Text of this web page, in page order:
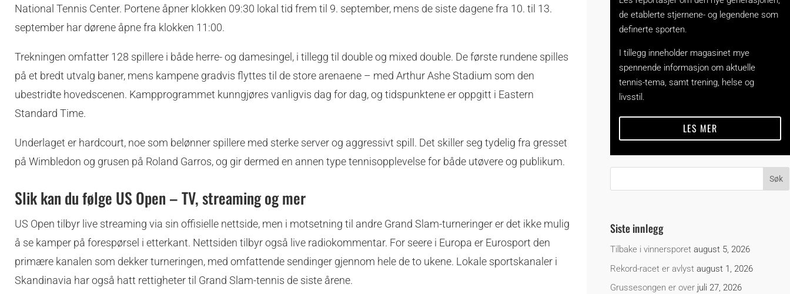
National Tennis Center. Portene åpner klokken 09:30 lokal tid frem til 9. september, mens de siste dagene fra 10. til 13.
september har dørene åpne fra klokken 11:00.
Trekningen omfatter 128 spillere i både herre- og damesingel, i tillegg til double og mixed double. De første rundene spilles
på et bredt utvalg baner, mens kampene gradvis flyttes til de store arenaene – med Arthur Ashe Stadium som den
ubestridte hovedscenen. Kampprogrammet kunngjøres vanligvis dag for dag, og tidspunktene er oppgitt i Eastern
Standard Time.
Underlaget er hardcourt, noe som belønner spillere med sterke server og aggressivt spill. Det skiller seg tydelig fra gresset
på Wimbledon og grusen på Roland Garros, og gir dermed en annen type tennisopplevelse for både utøvere og publikum.
Slik kan du følge US Open – TV, streaming og mer
US Open tilbyr live streaming via sin offisielle nettside, men i motsetning til andre Grand Slam-turneringer er det ikke mulig
å se kamper på forespørsel i etterkant. Nettsiden tilbyr også live radiokommentar. For seere i Europa er Eurosport den
primære kanalen som dekker turneringen, med omfattende sendinger gjennom hele de to ukene. Lokale sportskanaler i
Skandinavia har også hatt rettigheter til Grand Slam-tennis de siste årene.
de etablerte stjernene- og legendene som
definerte sporten.
I tillegg inneholder magasinet mye
spennende informasjon om aktuelle
tennis-tema, samt trening, helse og
livsstil.
LES MER
Siste innlegg
Tilbake i vinnersporet august 5, 2026
Rekord-racet er avlyst august 1, 2026
Grussesongen er over juli 27, 2026